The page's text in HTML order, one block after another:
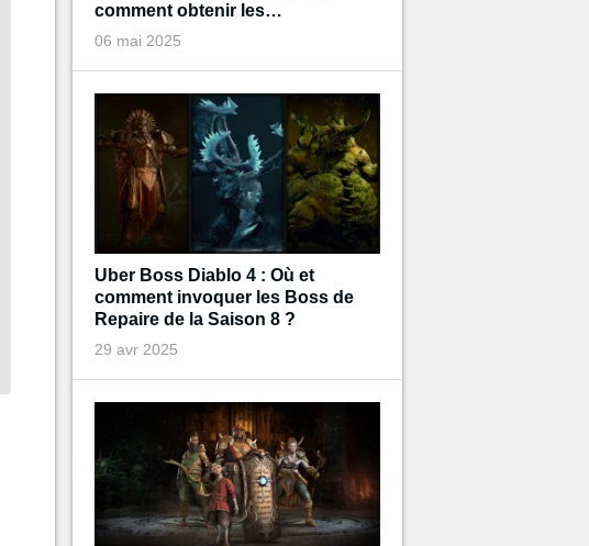
comment obtenir les
récompenses ?
06 mai 2025
Uber Boss Diablo 4 : Où et
comment invoquer les Boss de
Repaire de la Saison 8 ?
29 avr 2025